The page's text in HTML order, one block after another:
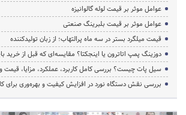
عوامل موثر بر قیمت لوله گالوانیزه
عوامل موثر بر قیمت بلبرینگ صنعتی
قیمت میلگرد بستر در سه ماه پرالتهاب؛ از زبان تولیدکننده
دوزینگ پمپ اتاترون یا اینجکتا؟ مقایسه‌ای که قبل از خرید
سیل پات چیست؟ بررسی کامل کاربرد، عملکرد، مزایا،
بررسی نقش دستگاه نورد در افزایش کیفیت و بهره‌وری برای